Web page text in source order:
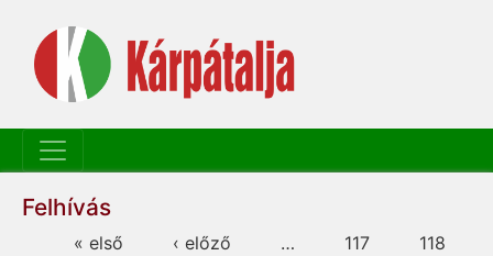
Felhívás
Oldalak« első ‹ előző … 117
118